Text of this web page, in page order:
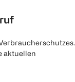
aktuellen